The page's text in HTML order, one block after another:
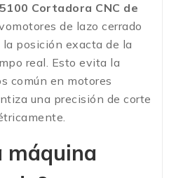
Cortadora CNC de
de lazo cerrado
posición exacta de la
real. Esto evita la
común en motores
una precisión de corte
máquina